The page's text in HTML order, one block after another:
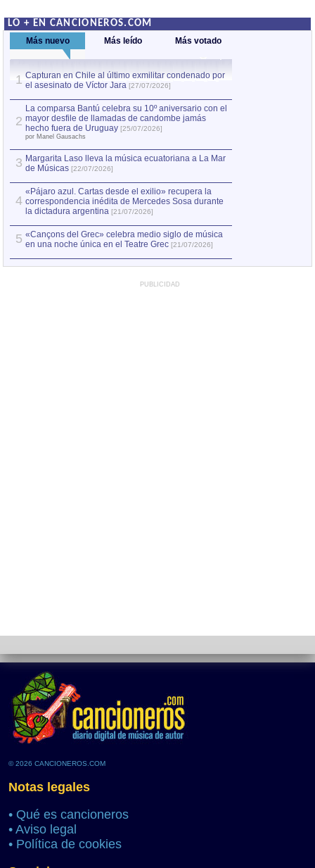
LO + EN CANCIONEROS.COM
Más nuevo Más leído Más votado
1 Capturan en Chile al último exmilitar condenado por
el asesinato de Víctor Jara [27/07/2026]
2
La comparsa Bantú celebra su 10º aniversario con el
mayor desfile de llamadas de candombe jamás
hecho fuera de Uruguay [25/07/2026]
por Manel Gausachs
3 Margarita Laso lleva la música ecuatoriana a La Mar
de Músicas [22/07/2026]
4
«Pájaro azul. Cartas desde el exilio» recupera la
correspondencia inédita de Mercedes Sosa durante
la dictadura argentina [21/07/2026]
5 «Cançons del Grec» celebra medio siglo de música
en una noche única en el Teatre Grec [21/07/2026]
PUBLICIDAD
© 2026 CANCIONEROS.COM
Notas legales
• Qué es cancioneros
• Aviso legal
• Política de cookies